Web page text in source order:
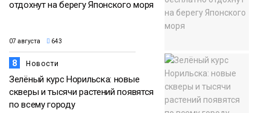
отдохнут на берегу Японского моря
07 августа 643
8 Новости
Зелёный курс Норильска: новые
скверы и тысячи растений появятся
по всему городу